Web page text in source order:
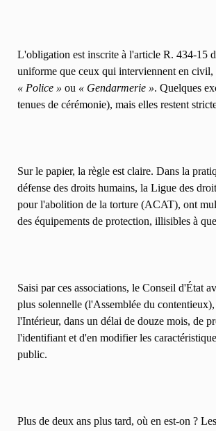
L'obligation est inscrite à l'article R. 434-15
uniforme que ceux qui interviennent en civil,
« Police » ou « Gendarmerie ». Quelques
tenues de cérémonie), mais elles restent
Sur le papier, la règle est claire. Dans la
défense des droits humains, la Ligue des
pour l'abolition de la torture (ACAT), ont
des équipements de protection, illisibles à
Saisi par ces associations, le Conseil d'État
plus solennelle (l'Assemblée du
l'Intérieur, dans un délai de douze mois, de
l'identifiant et d'en modifier les
public.
Plus de deux ans plus tard, où en est-on ?